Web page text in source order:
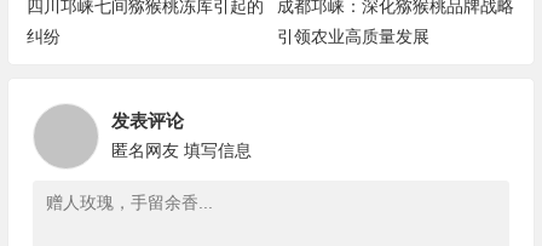
四川邛崃七间猕猴桃冻库引起的
纠纷
成都邛崃：深化猕猴桃品牌战略
引领农业高质量发展
发表评论
匿名网友 填写信息